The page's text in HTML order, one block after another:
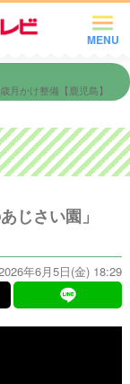
MENU
かけ整備【鹿児島】
じさい園」
年6月5日(金) 18:29